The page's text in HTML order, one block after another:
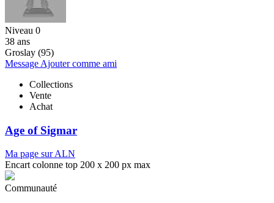
Niveau 0
38 ans
Groslay (95)
Message Ajouter comme ami
Collections
Vente
Achat
Age of Sigmar
Ma page sur ALN
Encart colonne top 200 x 200 px max
Communauté